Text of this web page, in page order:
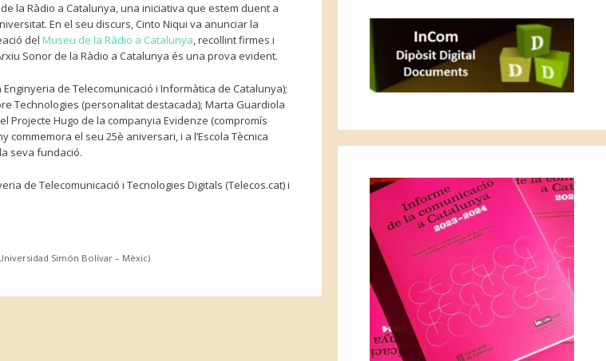
la Ràdio a Catalunya, una iniciativa que estem duent a
En el seu discurs, Cinto Niqui va anunciar la
del Museu de la Ràdio a Catalunya, recollint firmes i
Sonor de la Ràdio a Catalunya és una prova evident.
de Telecomunicació i Informàtica de Catalunya);
Technologies (personalitat destacada); Marta Guardiola
Projecte Hugo de la companyia Evidenze (compromís
el seu 25è aniversari, i a l’Escola Tècnica
seva fundació.
de Telecomunicació i Tecnologies Digitals (Telecos.cat) i
Simón Bolívar – Mèxic)